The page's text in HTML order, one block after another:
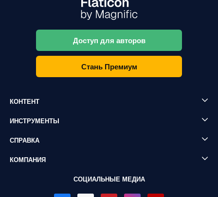
Доступ для авторов
Стань Премиум
КОНТЕНТ
ИНСТРУМЕНТЫ
СПРАВКА
КОМПАНИЯ
СОЦИАЛЬНЫЕ МЕДИА